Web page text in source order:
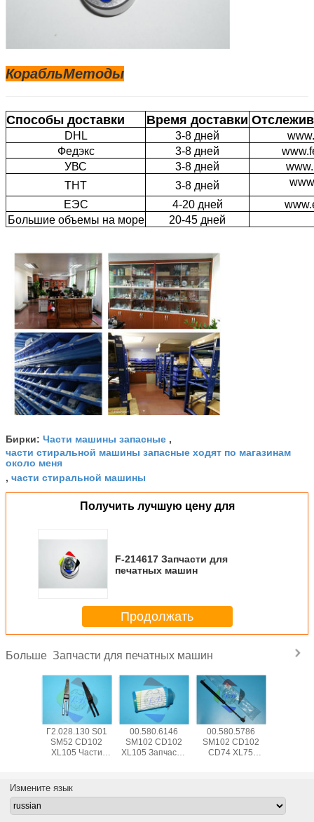
КорабльМетоды
Способы доставки Время доставки
DHL 3-8 дней
Федэкс
3-8 дней
УВС
3-8 дней
ТНТ
3-8 дней
ЕЭС
4-20 дней
Большие объемы на море
20-45 дней
Бирки: Части машины запасные ,
части стиральной машины запасные ходят по магазинам
около меня
, части стиральной машины
Получить лучшую цену для
F-214617 Запчасти для
печатных машин
Продолжать
Больше Запчасти для печатных машин
для
в
Г2.028.130 S01
SM52 CD102
XL105 Части
сепаратор
пальца лезвие с
L79mm W12mm
00.580.6146
SM102 CD102
XL105 Запчасти
00.580.5786
SM102 CD102
CD74 XL75
высококачественной
машины
Измените язык